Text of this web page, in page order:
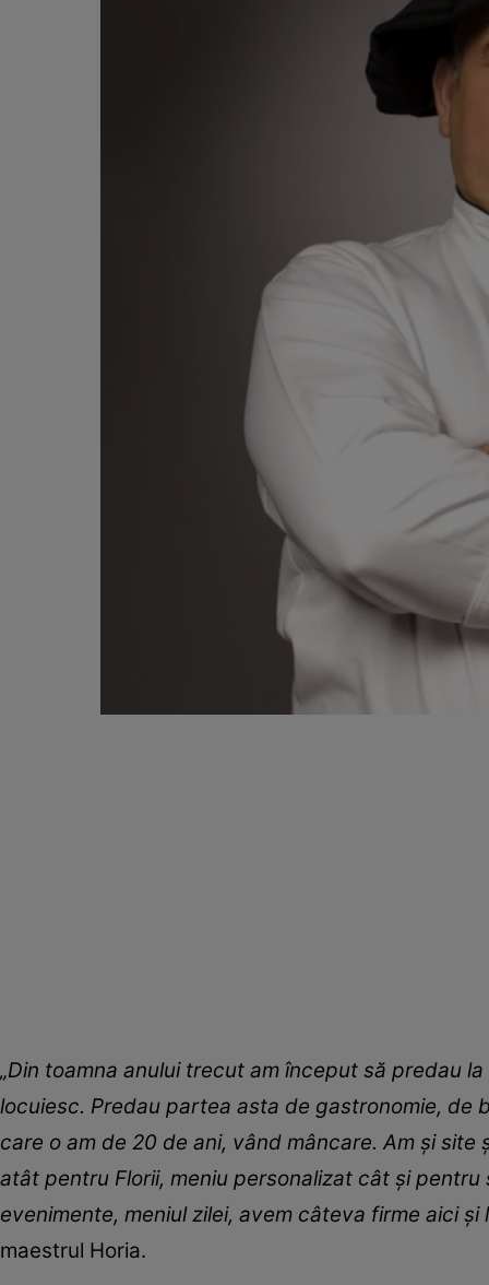
„Din toamna anului trecut am început să predau
locuiesc. Predau partea asta de gastronomie, de
care o am de 20 de ani, vând mâncare. Am și
atât pentru Florii, meniu personalizat cât și
evenimente, meniul zilei, avem câteva firme aici
maestrul Horia.